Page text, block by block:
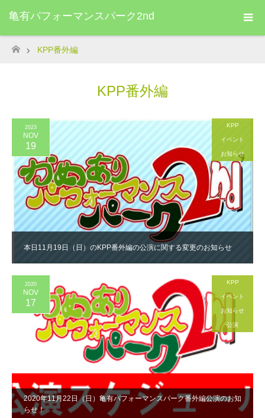
亀有パフォーマンスパーク2nd
ホーム
KPP番外編
KPP番外編
本日11月19日（日）のKPP番外編の公演に関する変更のお知らせ
2023
NOV
19
KPP
イベント
お知らせ
2020年11月22日（日）亀有パフォーマンスパーク番外編公演のお知
らせ！
2020
NOV
17
KPP
イベント
お知らせ
公演